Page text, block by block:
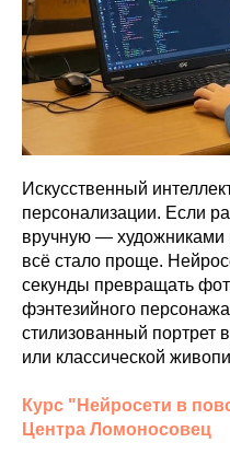
Искусственный
персонализации. Если
вручную — художниками
всё стало проще.
секунды превращать
фэнтезийного
стилизованный портрет
или классической
Курс "Нейросети в
Центра Ломоносовец